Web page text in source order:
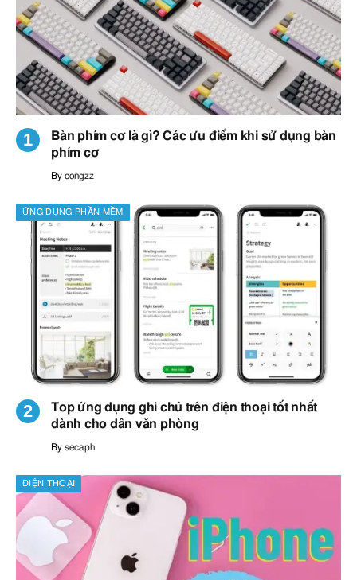
Bàn phím cơ là gì? Các ưu điểm khi sử dụng bàn
phím cơ
By congzz
ỨNG DỤNG PHẦN MỀM
Top ứng dụng ghi chú trên điện thoại tốt nhất
dành cho dân văn phòng
By secaph
ĐIỆN THOẠI